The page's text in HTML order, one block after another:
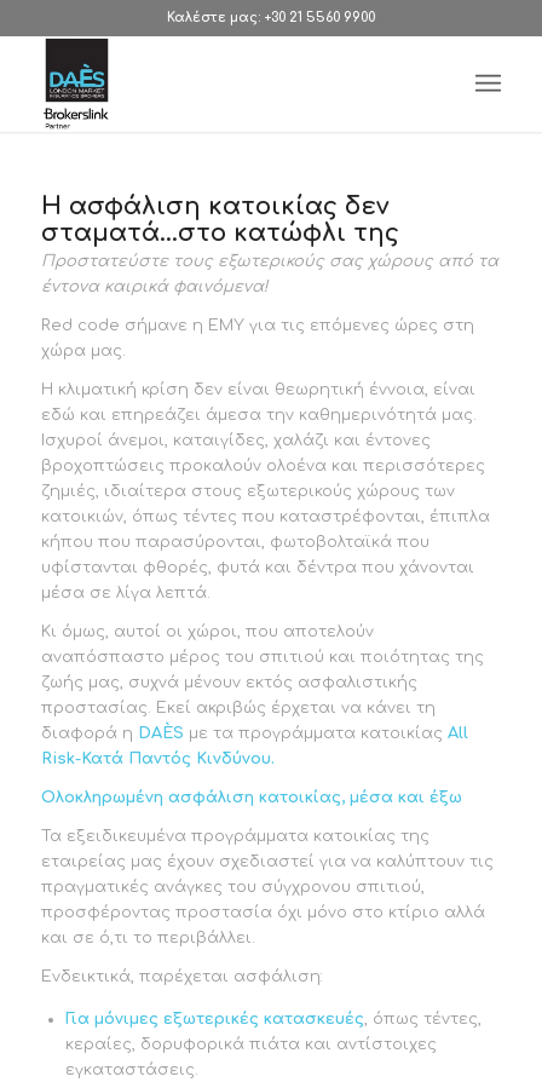
Καλέστε μας: +30 21 5560 9900
Η ασφάλιση κατοικίας δεν
σταματά…στο κατώφλι της
Προστατεύστε τους εξωτερικούς σας χώρους από τα
έντονα καιρικά φαινόμενα!
Red code σήμανε η ΕΜΥ για τις επόμενες ώρες στη
χώρα μας.
Η κλιματική κρίση δεν είναι θεωρητική έννοια, είναι
εδώ και επηρεάζει άμεσα την καθημερινότητά μας.
Ισχυροί άνεμοι, καταιγίδες, χαλάζι και έντονες
βροχοπτώσεις προκαλούν ολοένα και περισσότερες
ζημιές, ιδιαίτερα στους εξωτερικούς χώρους των
κατοικιών, όπως τέντες που καταστρέφονται, έπιπλα
κήπου που παρασύρονται, φωτοβολταϊκά που
υφίστανται φθορές, φυτά και δέντρα που χάνονται
μέσα σε λίγα λεπτά.
Κι όμως, αυτοί οι χώροι, που αποτελούν
αναπόσπαστο μέρος του σπιτιού και ποιότητας της
ζωής μας, συχνά μένουν εκτός ασφαλιστικής
προστασίας. Εκεί ακριβώς έρχεται να κάνει τη
διαφορά η DAÈS με τα προγράμματα κατοικίας All
Risk-Κατά Παντός Κινδύνου.
Ολοκληρωμένη ασφάλιση κατοικίας, μέσα και έξω
Τα εξειδικευμένα προγράμματα κατοικίας της
εταιρείας μας έχουν σχεδιαστεί για να καλύπτουν τις
πραγματικές ανάγκες του σύγχρονου σπιτιού,
προσφέροντας προστασία όχι μόνο στο κτίριο αλλά
και σε ό,τι το περιβάλλει.
Ενδεικτικά, παρέχεται ασφάλιση:
Για μόνιμες εξωτερικές κατασκευές, όπως τέντες,
κεραίες, δορυφορικά πιάτα και αντίστοιχες
εγκαταστάσεις.